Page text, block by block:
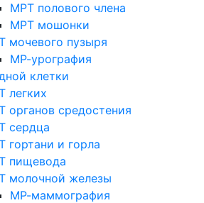
МРТ полового члена
МРТ мошонки
мочевого пузыря
МР-урография
клетки
легких
органов средостения
сердца
гортани и горла
пищевода
молочной железы
МР-маммография